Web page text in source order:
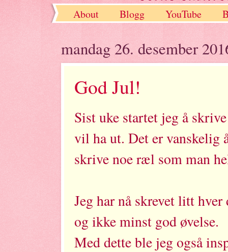
About Blogg YouTube
mandag 26. desember
God Jul!
Sist uke startet jeg å
vil ha ut. Det er vanskelig
skrive noe ræl som man
Jeg har nå skrevet litt
og ikke minst god øvelse.
Med dette ble jeg også